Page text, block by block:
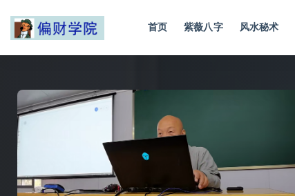
首页 紫薇八字 风水秘术